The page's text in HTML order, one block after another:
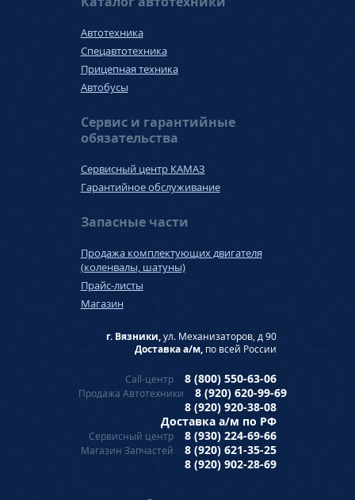
Автотехника
Спецавтотехника
Прицепная техника
Автобусы
Сервис и гарантийные
обязательства
Сервисный центр КАМАЗ
Гарантийное обслуживание
Запасные части
Продажа комплектующих двигателя
(коленвалы, шатуны)
Прайс-листы
Магазин
г. Вязники,ул. Механизаторов, д 90
Доставка а/м, по всей России
Call-центр 8 (800) 550-63-06
Продажа Автотехники
8 (920) 620-99-69
8 (920) 920-38-08
Доставка а/м по РФ
Сервисный центр 8 (930) 224-69-66
Магазин Запчастей
8 (920) 621-35-25
8 (920) 902-28-69